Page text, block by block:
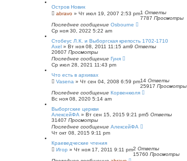
Остров Новик
abravo » Чт июл 19, 2007 2:53 pm1 Ответы
7787 Просмотры
Последнее сообщение Osbourne
Ср ноя 30, 2022 5:22 am
Стобеус Л.К. и Выборгская крепость 1702-1710
Axel » Вт ноя 08, 2011 11:15 am9 Ответы
20607 Просмотры
Последнее сообщение Гуня
Ср июл 28, 2021 11:43 pm
Что есть в архивах
Vasena » Чт сен 04, 2008 6:59 pm14 Ответы
25917 Просмотры
Последнее сообщение Корвенкюля
Вс ноя 08, 2020 5:14 am
Выборгские церкви
АлексейФА » Вт сен 15, 2015 9:21 pm5 Ответы
31407 Просмотры
Последнее сообщение АлексейФА
Чт окт 08, 2015 9:11 pm
Краеведческие чтения
Игор » Чт ноя 17, 2011 9:11 pm2 Ответы
15760 Просмотры